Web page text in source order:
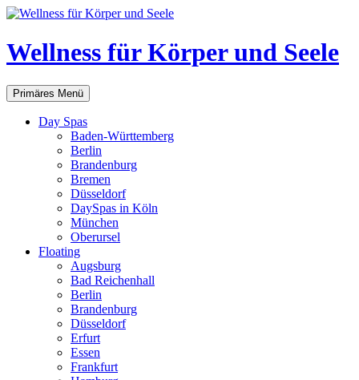
Zum
springen
Wellness für Körper und Seele
Suchen
Primäres Menü
Day Spas
Baden-Württemberg
Berlin
Brandenburg
Bremen
Düsseldorf
DaySpas in Köln
München
Oberursel
Floating
Augsburg
Bad Reichenhall
Berlin
Brandenburg
Düsseldorf
Erfurt
Essen
Frankfurt